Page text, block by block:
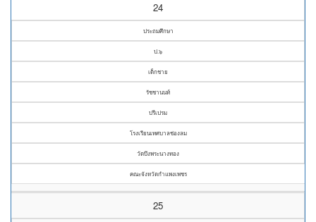
24
ประถมศึกษา
ป.๖
เด็กชาย
รัชชานนท์
ปรีเปรม
โรงเรียนเทศบาลช่องลม
วัดบึงพระนางทอง
คณะจังหวัดกำแพงเพชร
25